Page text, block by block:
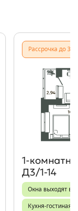
Рассрочка до
Д3/1-14
Окна выходят во
Кухня-гостиная